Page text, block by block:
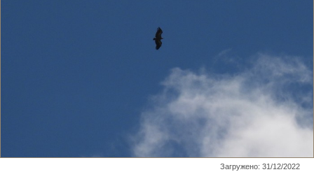
Загружено: 31/12/2022